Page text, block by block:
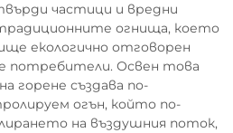
частици и вредни
огнища, което
екологично отговорен
потребители. Освен това
горене създава по-
огън, който по-
на въздушния поток,